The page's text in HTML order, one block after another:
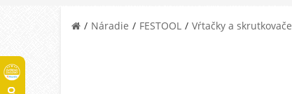
Náradie FESTOOL Vŕtačky a skrutkovače